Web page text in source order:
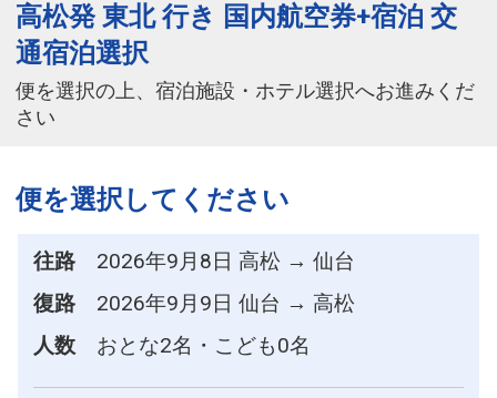
高松発 東北 行き 国内航空券+宿泊 交
通宿泊選択
便を選択の上、宿泊施設・ホテル選択へお進みくだ
さい
便を選択してください
往路
2026年9月8日 高松 → 仙台
復路
2026年9月9日 仙台 → 高松
人数
おとな2名・こども0名